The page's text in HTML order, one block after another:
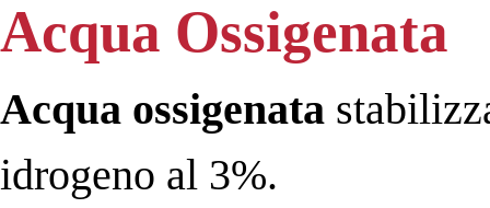
Acqua Ossigenata
Acqua ossigenata
idrogeno al 3%.